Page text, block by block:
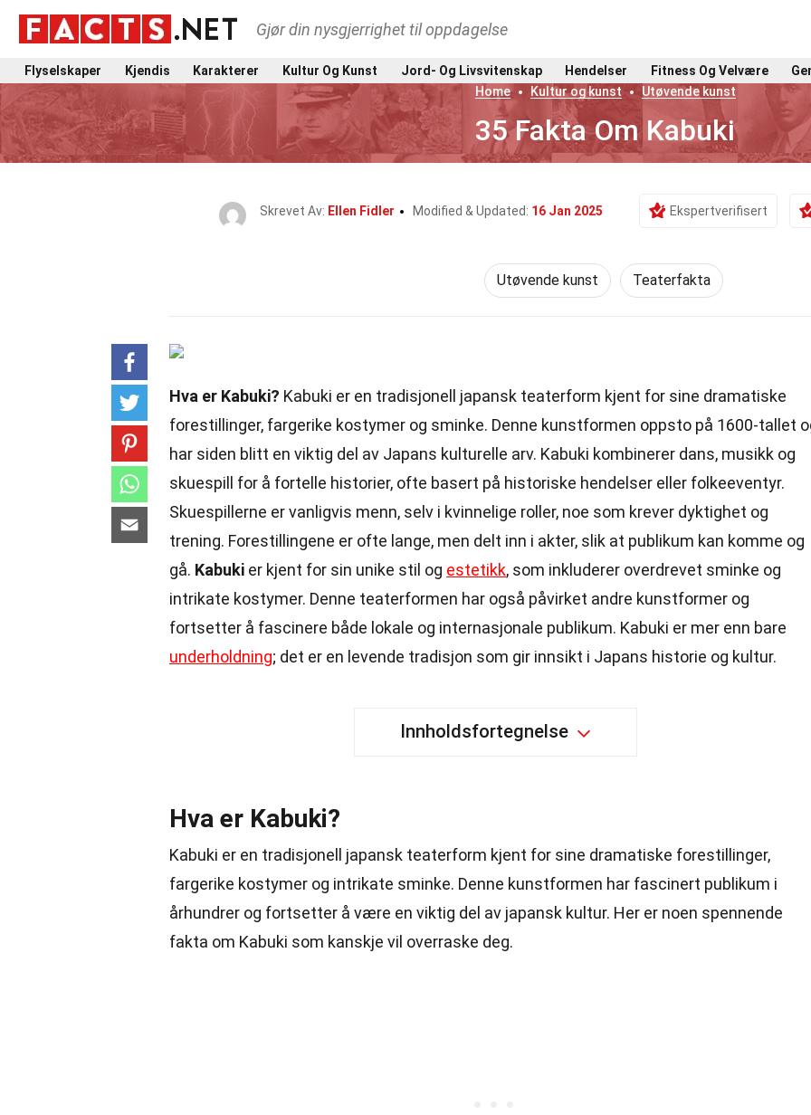
Gjør din nysgjerrighet til oppdagelse
Flyselskaper Kjendis Karakterer Kultur Og Kunst Jord- Og Livsvitenskap Hendelser Fitness Og Velvære
Home
Kultur og kunst Utøvende kunst
35 Fakta Om Kabuki
Skrevet Av: Ellen Fidler Modified & Updated: 16 Jan 2025 Ekspertverifisert
Utøvende kunst Teaterfakta
Hva er Kabuki? Kabuki er en tradisjonell japansk teaterform kjent for sine dramatiske
forestillinger, fargerike kostymer og sminke. Denne kunstformen oppsto på 1600-tallet
har siden blitt en viktig del av Japans kulturelle arv. Kabuki kombinerer dans, musikk og
skuespill for å fortelle historier, ofte basert på historiske hendelser eller folkeeventyr.
Skuespillerne er vanligvis menn, selv i kvinnelige roller, noe som krever dyktighet og
trening. Forestillingene er ofte lange, men delt inn i akter, slik at publikum kan komme og
gå. Kabuki er kjent for sin unike stil og estetikk, som inkluderer overdrevet sminke og
intrikate kostymer. Denne teaterformen har også påvirket andre kunstformer og
fortsetter å fascinere både lokale og internasjonale publikum. Kabuki er mer enn bare
underholdning; det er en levende tradisjon som gir innsikt i Japans historie og kultur.
Innholdsfortegnelse
Hva er Kabuki?
Kabuki er en tradisjonell japansk teaterform kjent for sine dramatiske forestillinger,
fargerike kostymer og intrikate sminke. Denne kunstformen har fascinert publikum i
århundrer og fortsetter å være en viktig del av japansk kultur. Her er noen spennende
fakta om Kabuki som kanskje vil overraske deg.